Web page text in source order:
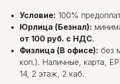
Условие: 100%
Юрлица (Безнал):
от 100 руб. с НДС.
Физлица (В офисе): без
коп.). Наличные, карта,
14, 2 этаж, 2 каб.